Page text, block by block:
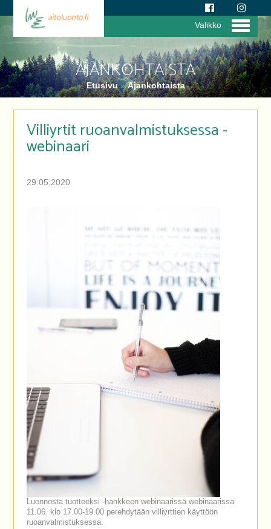
AJANKOHTAISTA
Etusivu»Ajankohtaista
Valikko
Villiyrtit ruoanvalmistuksessa -
webinaari
29.05.2020
Luonnosta tuotteeksi -hankkeen webinaarissa webinaarissa
11.06. klo 17.00-19.00 perehdytään villiyrttien käyttöön
ruoanvalmistuksessa.